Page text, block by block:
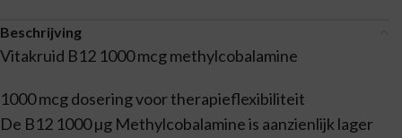
Beschrijving
Vitakruid B12 1000 mcg methylcobalamine
1000 mcg dosering voor therapieflexibiliteit
De B12 1000 µg Methylcobalamine is aanzienlijk lager